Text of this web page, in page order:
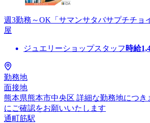
週3勤務～OK「サマンサタバサプチチ
屋
ジュエリーショップスタッフ 時給
勤務地
面接地
熊本県熊本市中央区 詳細な勤務地につき
にご確認をお願いいたします
通町筋駅